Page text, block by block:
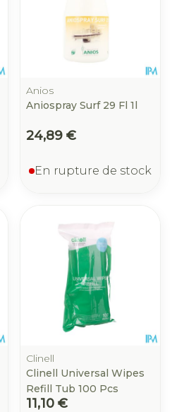
Anios
Aniospray Surf 29 Fl 1l
24,89 €
En rupture de stock
Clinell
Clinell Universal Wipes
Refill Tub 100 Pcs
11,10 €